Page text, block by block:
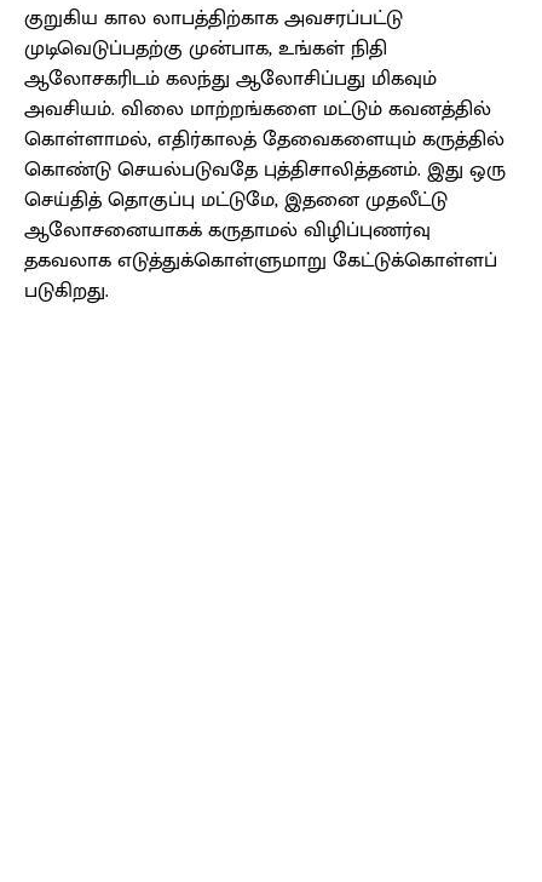
குறுகிய கால லாபத்திற்காக அவசரப்பட்டு
முடிவெடுப்பதற்கு முன்பாக, உங்கள் நிதி
ஆலோசகரிடம் கலந்து ஆலோசிப்பது மிகவும்
அவசியம். விலை மாற்றங்களை மட்டும் கவனத்தில்
கொள்ளாமல், எதிர்காலத் தேவைகளையும் கருத்தில்
கொண்டு செயல்படுவதே புத்திசாலித்தனம். இது ஒரு
செய்தித் தொகுப்பு மட்டுமே, இதனை முதலீட்டு
ஆலோசனையாகக் கருதாமல் விழிப்புணர்வு
தகவலாக எடுத்துக்கொள்ளுமாறு கேட்டுக்கொள்ளப்
படுகிறது.